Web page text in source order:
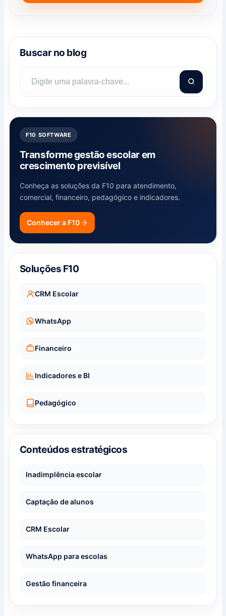
Buscar no blog
F10 SOFTWARE
Transforme gestão escolar em
crescimento previsível
Conheça as soluções da F10 para atendimento,
comercial, financeiro, pedagógico e indicadores.
Conhecer a F10
Soluções F10
CRM Escolar
WhatsApp
Financeiro
Indicadores e BI
Pedagógico
Conteúdos estratégicos
Inadimplência escolar
Captação de alunos
CRM Escolar
WhatsApp para escolas
Gestão financeira